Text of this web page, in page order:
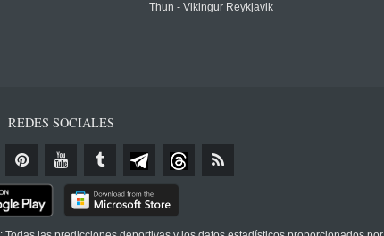
Thun - Vikingur Reykjavik
REDES SOCIALES